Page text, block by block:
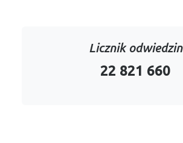
Licznik odwiedzin
22 821 660